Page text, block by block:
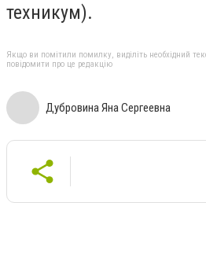
техникум).
Якщо ви помітили помилку, виділіть необхідний
повідомити про це редакцію
Дубровина Яна Сергеевна